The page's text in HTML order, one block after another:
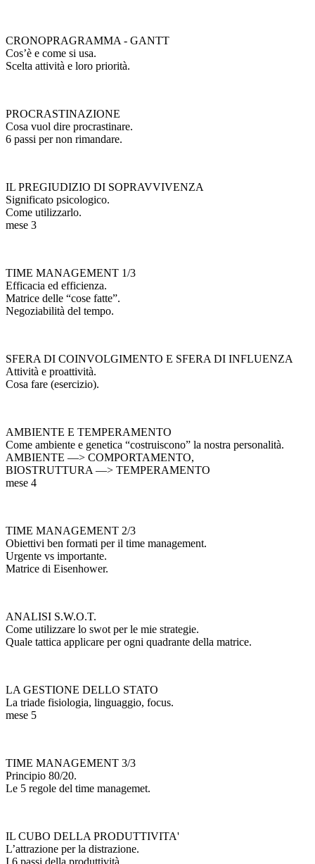
CRONOPRAGRAMMA - GANTT
Cos’è e come si usa.
Scelta attività e loro priorità.
PROCRASTINAZIONE
Cosa vuol dire procrastinare.
6 passi per non rimandare.
IL PREGIUDIZIO DI SOPRAVVIVENZA
Significato psicologico.
Come utilizzarlo.
mese 3
TIME MANAGEMENT 1/3
Efficacia ed efficienza.
Matrice delle “cose fatte”.
Negoziabilità del tempo.
SFERA DI COINVOLGIMENTO E SFERA DI INFLUENZA
Attività e proattività.
Cosa fare (esercizio).
AMBIENTE E TEMPERAMENTO
Come ambiente e genetica “costruiscono” la nostra personalità.
AMBIENTE —> COMPORTAMENTO,
BIOSTRUTTURA —> TEMPERAMENTO
mese 4
TIME MANAGEMENT 2/3
Obiettivi ben formati per il time management.
Urgente vs importante.
Matrice di Eisenhower.
ANALISI S.W.O.T.
Come utilizzare lo swot per le mie strategie.
Quale tattica applicare per ogni quadrante della matrice.
LA GESTIONE DELLO STATO
La triade fisiologia, linguaggio, focus.
mese 5
TIME MANAGEMENT 3/3
Principio 80/20.
Le 5 regole del time managemet.
IL CUBO DELLA PRODUTTIVITA'
L’attrazione per la distrazione.